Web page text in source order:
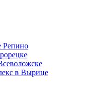
Репино
в Вырице